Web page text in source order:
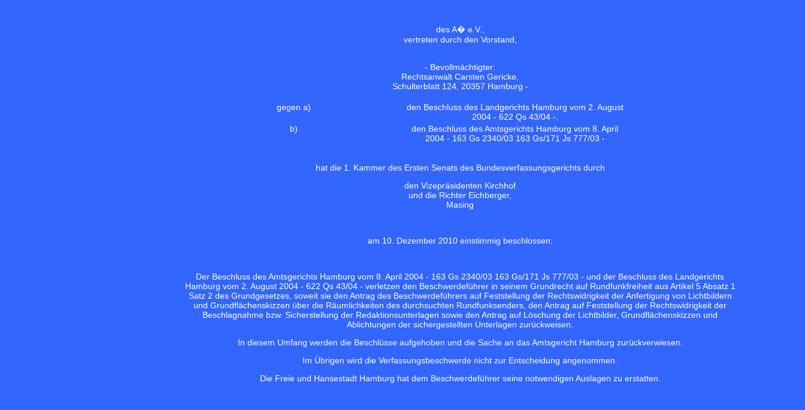
des A� e.V.,
vertreten durch den Vorstand,
- Bevollmächtigter:
Rechtsanwalt Carsten Gericke,
Schulterblatt 124, 20357 Hamburg -
gegen a)
den Beschluss des Landgerichts Hamburg vom 2. August
2004 - 622 Qs 43/04 -,
b)
den Beschluss des Amtsgerichts Hamburg vom 8. April
2004 - 163 Gs 2340/03 163 Gs/171 Js 777/03 -
hat die 1. Kammer des Ersten Senats des Bundesverfassungsgerichts durch
den Vizepräsidenten Kirchhof
und die Richter Eichberger,
Masing
am 10. Dezember 2010 einstimmig beschlossen:
Der Beschluss des Amtsgerichts Hamburg vom 8. April 2004 - 163 Gs 2340/03 163 Gs/171 Js 777/03 - und der Beschluss des Landgerichts
Hamburg vom 2. August 2004 - 622 Qs 43/04 - verletzen den Beschwerdeführer in seinem Grundrecht auf Rundfunkfreiheit aus Artikel 5 Absatz 1
Satz 2 des Grundgesetzes, soweit sie den Antrag des Beschwerdeführers auf Feststellung der Rechtswidrigkeit der Anfertigung von Lichtbildern
und Grundflächenskizzen über die Räumlichkeiten des durchsuchten Rundfunksenders, den Antrag auf Feststellung der Rechtswidrigkeit der
Beschlagnahme bzw. Sicherstellung der Redaktionsunterlagen sowie den Antrag auf Löschung der Lichtbilder, Grundflächenskizzen und
Ablichtungen der sichergestellten Unterlagen zurückweisen.
In diesem Umfang werden die Beschlüsse aufgehoben und die Sache an das Amtsgericht Hamburg zurückverwiesen.
Im Übrigen wird die Verfassungsbeschwerde nicht zur Entscheidung angenommen.
Die Freie und Hansestadt Hamburg hat dem Beschwerdeführer seine notwendigen Auslagen zu erstatten.